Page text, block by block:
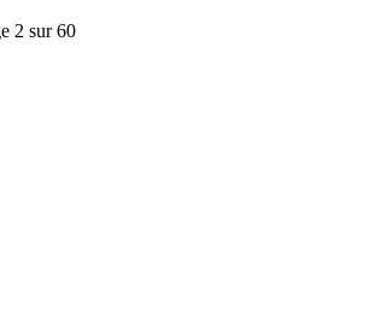
2 sur 60